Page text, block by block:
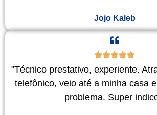
Jojo Kaleb
"Técnico prestativo, experiente.
telefônico, veio até a minha casa
problema. Super